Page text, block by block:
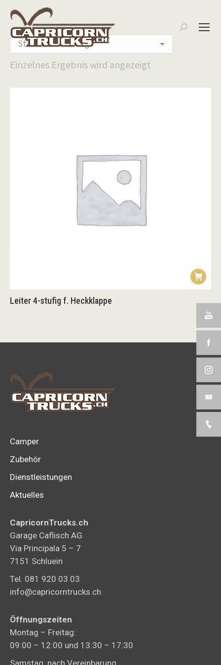
Search:
Einzelnes Ergebnis wird angezeigt
Leiter 4-stufig f. Heckklappe
Camper
Zubehör
Dienstleistungen
Aktuelles
CapricornTrucks.ch
Garage Caflisch AG
Via Principala 5 – 7
7151 Schluein
Tel. 081 920 03 03
info@capricorntrucks.ch
Öffnungszeiten
Montag – Freitag:
09:00 – 12:00 und 13:30 – 17:30
Samstag: nach Vereinbarung